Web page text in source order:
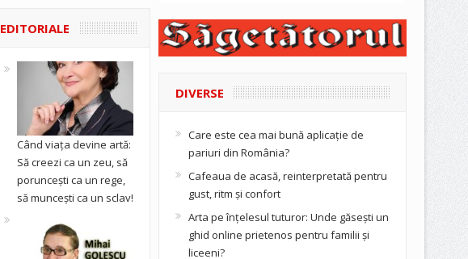
EDITORIALE
Când viața devine artă:
Să creezi ca un zeu, să
poruncești ca un rege,
să muncești ca un sclav!
DIVERSE
Care este cea mai bună aplicație de
pariuri din România?
Cafeaua de acasă, reinterpretată pentru
gust, ritm și confort
Arta pe înțelesul tuturor: Unde găsești un
ghid online prietenos pentru familii și
liceeni?